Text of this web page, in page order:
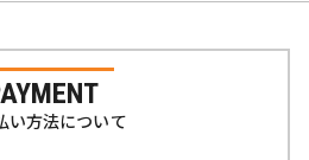
い方法について